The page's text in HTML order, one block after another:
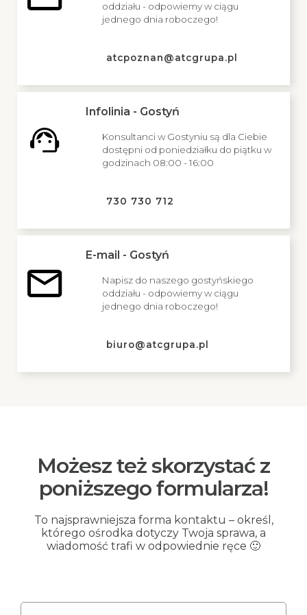
oddziału - odpowiemy w ciągu
jednego dnia roboczego!
atcpoznan@atcgrupa.pl
Infolinia - Gostyń
Konsultanci w Gostyniu są dla Ciebie
dostępni od poniedziałku do piątku w
godzinach 08:00 - 16:00
730 730 712
E-mail - Gostyń
Napisz do naszego gostyńskiego
oddziału - odpowiemy w ciągu
jednego dnia roboczego!
biuro@atcgrupa.pl
Możesz też skorzystać z
poniższego formularza!
To najsprawniejsza forma kontaktu – określ,
którego ośrodka dotyczy Twoja sprawa, a
wiadomość trafi w odpowiednie ręce 🙂